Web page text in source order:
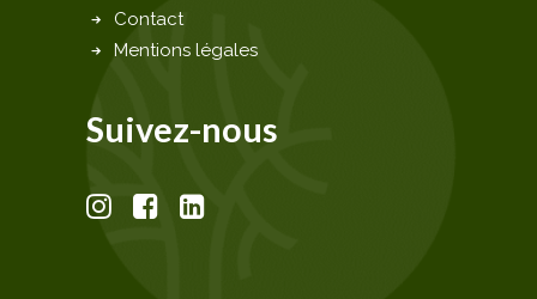
Contact
Mentions légales
Suivez-nous